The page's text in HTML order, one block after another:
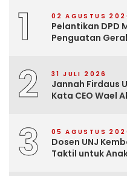
1 02 AGUSTUS
Pelantikan DPD
Penguatan
2 31 JULI 2026
Jannah Firdaus
Kata CEO Wael
3 05 AGUSTUS
Dosen UNJ
Taktil untuk